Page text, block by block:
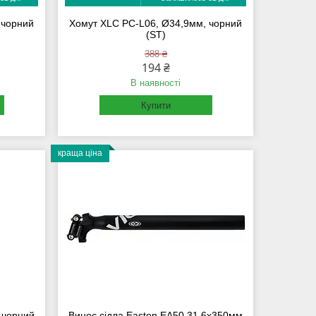
Хомут XLC PC-L06, Ø34,9мм, чорний
(ST)
388 ₴
194 ₴
В наявності
Купити
краща ціна